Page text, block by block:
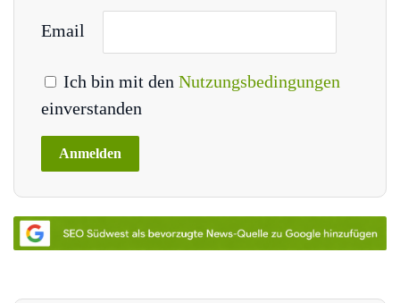
Email
Ich bin mit den Nutzungsbedingungen
einverstanden